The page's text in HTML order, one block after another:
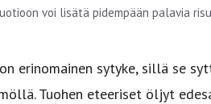
voi lisätä pidempään palavia
on erinomainen sytyke, sillä se
Tuohen eteeriset öljyt